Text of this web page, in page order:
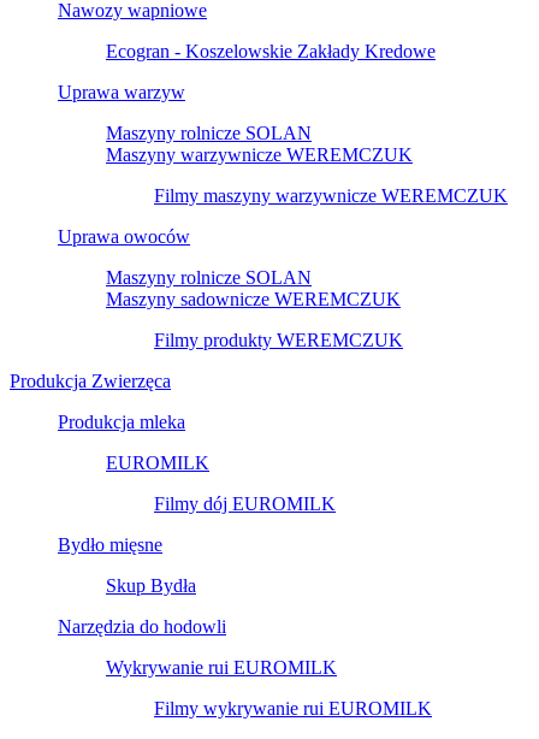
Nawozy wapniowe
Ecogran - Koszelowskie Zakłady Kredowe
Uprawa warzyw
Maszyny rolnicze SOLAN
Maszyny warzywnicze WEREMCZUK
Filmy maszyny warzywnicze WEREMCZUK
Uprawa owoców
Maszyny rolnicze SOLAN
Maszyny sadownicze WEREMCZUK
Filmy produkty WEREMCZUK
Produkcja Zwierzęca
Produkcja mleka
EUROMILK
Filmy dój EUROMILK
Bydło mięsne
Skup Bydła
Narzędzia do hodowli
Wykrywanie rui EUROMILK
Filmy wykrywanie rui EUROMILK